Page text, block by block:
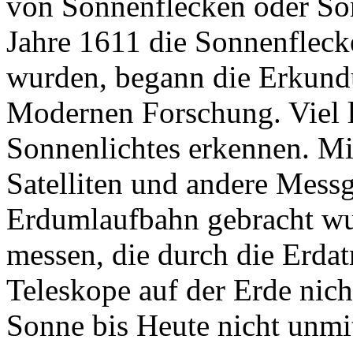
Jahre 1611 die
wurden, begann die
Modernen Forschung. Viel
Sonnenlichtes erkennen.
Satelliten und andere
Erdumlaufbahn gebracht
messen, die durch die
Teleskope auf der Erde
Sonne bis Heute nicht